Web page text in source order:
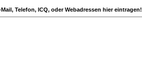
Telefon, ICQ, oder Webadressen hier eintragen!